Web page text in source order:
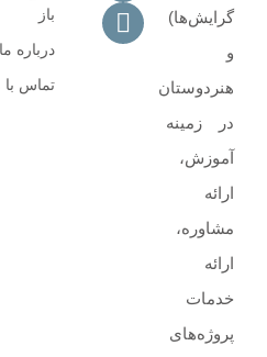
گرایش‌ها)
و
هنردوستان
در زمینه
آموزش،
ارائه‌
مشاوره‌،
ارائه
خدمات
پروژه‌های‌
باز
درباره ما
تماس با